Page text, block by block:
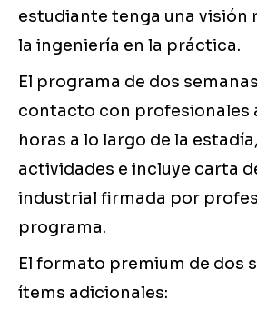
estudiante tenga una visión
la ingeniería en la práctica.
El programa de dos
contacto con profesionales
horas a lo largo de la
actividades e incluye carta
industrial firmada por
programa.
El formato premium de dos
ítems adicionales: